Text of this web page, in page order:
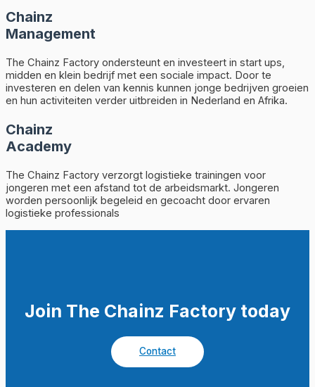
Chainz
Management
The Chainz Factory ondersteunt en investeert in start ups,
midden en klein bedrijf met een sociale impact. Door te
investeren en delen van kennis kunnen jonge bedrijven groeien
en hun activiteiten verder uitbreiden in Nederland en Afrika.
Chainz
Academy
The Chainz Factory verzorgt logistieke trainingen voor
jongeren met een afstand tot de arbeidsmarkt. Jongeren
worden persoonlijk begeleid en gecoacht door ervaren
logistieke professionals
Join The Chainz Factory today
Contact